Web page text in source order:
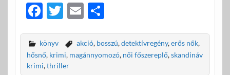
F
e
b
T
itt
er
E
ail
O
za
m
könyv akció, bosszú,detektívregény,erős nők,
hősnő, krimi, magánnyomozó, női főszereplő,skandináv
krimi,thriller